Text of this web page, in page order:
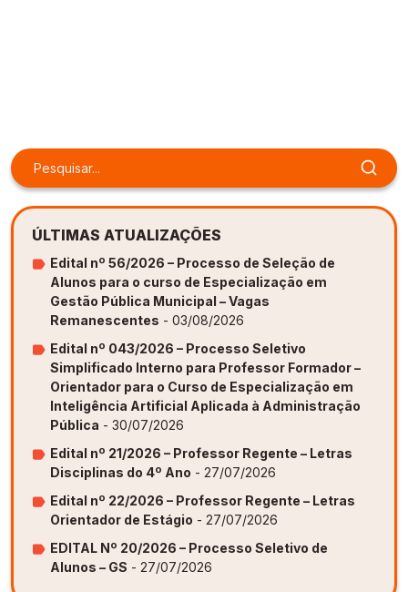
ÚLTIMAS ATUALIZAÇÕES
Edital nº 56/2026 – Processo de Seleção de
Alunos para o curso de Especialização em
Gestão Pública Municipal – Vagas
Remanescentes - 03/08/2026
Edital nº 043/2026 – Processo Seletivo
Simplificado Interno para Professor Formador –
Orientador para o Curso de Especialização em
Inteligência Artificial Aplicada à Administração
Pública - 30/07/2026
Edital nº 21/2026 – Professor Regente – Letras
Disciplinas do 4º Ano - 27/07/2026
Edital nº 22/2026 – Professor Regente – Letras
Orientador de Estágio - 27/07/2026
EDITAL Nº 20/2026 – Processo Seletivo de
Alunos – GS - 27/07/2026